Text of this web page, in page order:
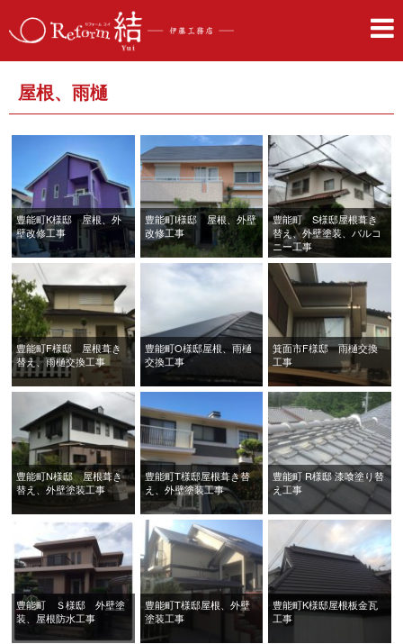
屋根、雨樋
豊能町K様邸 屋根、外
壁改修工事
豊能町I様邸 屋根、外壁
改修工事
豊能町 S様邸屋根葺き
替え、外壁塗装、バルコ
ニー工事
豊能町F様邸 屋根葺き
替え、雨樋交換工事
豊能町O様邸屋根、雨樋
交換工事
箕面市F様邸 雨樋交換
工事
豊能町N様邸 屋根葺き
替え、外壁塗装工事
豊能町T様邸屋根葺き替
え、外壁塗装工事
豊能町 R様邸 漆喰塗り替
え工事
豊能町 Ｓ様邸 外壁塗
装、屋根防水工事
豊能町T様邸屋根、外壁
塗装工事
豊能町K様邸屋根板金瓦
工事